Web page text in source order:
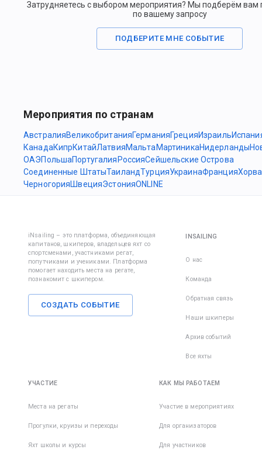
Затрудняетесь с выбором мероприятия? Мы подберём вам
по вашему запросу
ПОДБЕРИТЕ МНЕ СОБЫТИЕ
Мероприятия по странам
АвстралияВеликобританияГерманияГрецияИзраиль
КанадаКипрКитайЛатвияМальта МартиникаНидерланды
ОАЭПольшаПортугалия РоссияСейшельские Острова
Соединенные ШтатыТаиландТурцияУкраинаФранция
ЧерногорияШвецияЭстонияONLINE
iNsailing – это платформа, объединяющая
капитанов, шкиперов, владельцев яхт со
спортсменами, участниками регат,
попутчиками и учениками. Платформа
помогает находить места на регате,
познакомит с шкипером.
СОЗДАТЬ СОБЫТИЕ
INSAILING
О нас
Команда
Обратная связь
Наши шкиперы
Архив событий
Все яхты
УЧАСТИЕ
Места на регаты
Прогулки, круизы и переходы
Яхт школы и курсы
КАК МЫ РАБОТАЕМ
Участие в мероприятиях
Для организаторов
Для участников